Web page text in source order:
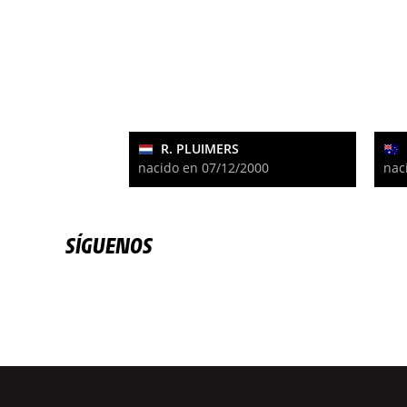
R. PLUIMERS
nacido en 07/12/2000
SÍGUENOS